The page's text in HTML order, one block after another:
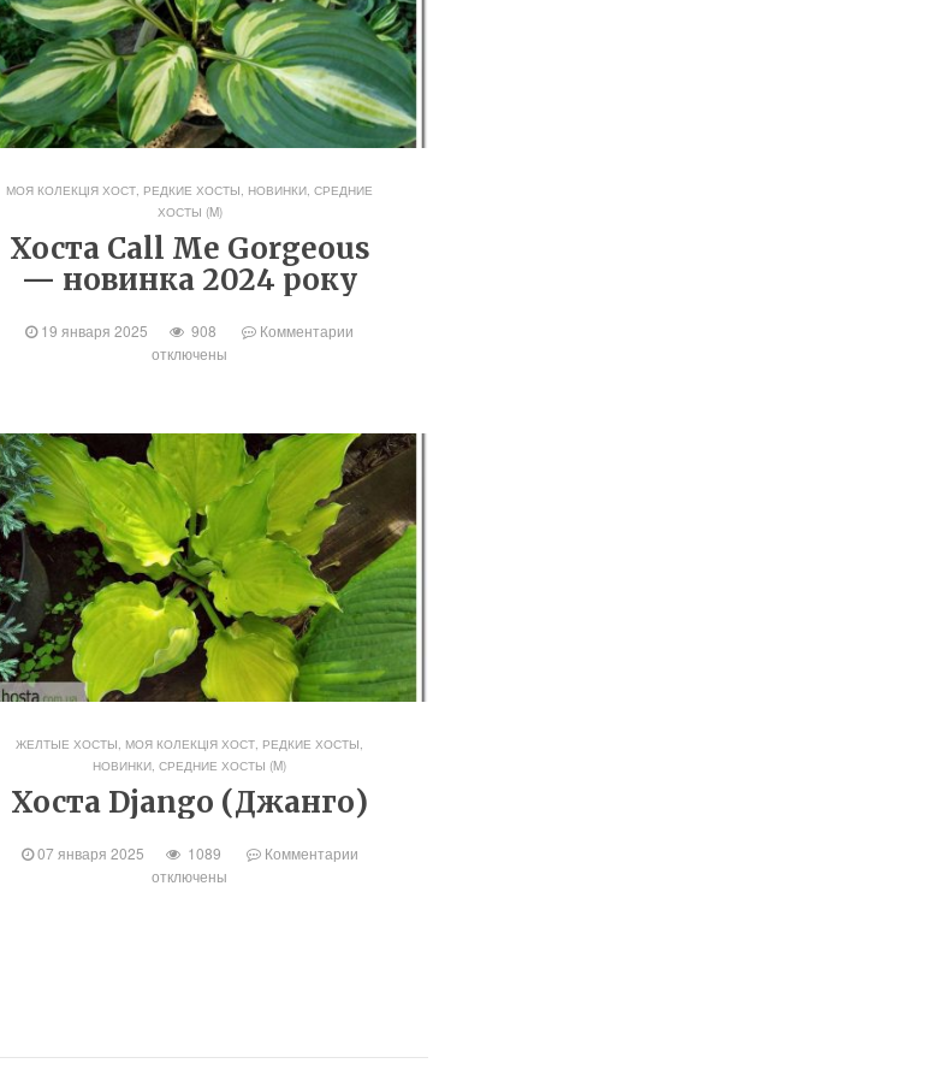
МОЯ КОЛЕКЦІЯ ХОСТ, РЕДКИЕ ХОСТЫ, НОВИНКИ,СРЕДНИЕ
ХОСТЫ (M)
Хоста Call Me Gorgeous
— новинка 2024 року
19 января 2025 908
Комментарии
отключены
ЖЕЛТЫЕ ХОСТЫ, МОЯ КОЛЕКЦІЯ ХОСТ, РЕДКИЕ ХОСТЫ,
НОВИНКИ,СРЕДНИЕ ХОСТЫ (M)
Хоста Django (Джанго)
07 января 2025 1089
Комментарии
отключены